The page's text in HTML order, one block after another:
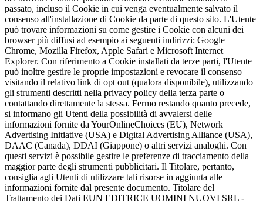
passato, incluso il Cookie in cui venga eventualmente salvato il
consenso all'installazione di Cookie da parte di questo sito. L'Utente
può trovare informazioni su come gestire i Cookie con alcuni dei
browser più diffusi ad esempio ai seguenti indirizzi: Google
Chrome, Mozilla Firefox, Apple Safari e Microsoft Internet
Explorer. Con riferimento a Cookie installati da terze parti, l'Utente
può inoltre gestire le proprie impostazioni e revocare il consenso
visitando il relativo link di opt out (qualora disponibile), utilizzando
gli strumenti descritti nella privacy policy della terza parte o
contattando direttamente la stessa. Fermo restando quanto precede,
si informano gli Utenti della possibilità di avvalersi delle
informazioni fornite da YourOnlineChoices (EU), Network
Advertising Initiative (USA) e Digital Advertising Alliance (USA),
DAAC (Canada), DDAI (Giappone) o altri servizi analoghi. Con
questi servizi è possibile gestire le preferenze di tracciamento della
maggior parte degli strumenti pubblicitari. Il Titolare, pertanto,
consiglia agli Utenti di utilizzare tali risorse in aggiunta alle
informazioni fornite dal presente documento. Titolare del
Trattamento dei Dati EUN EDITRICE UOMINI NUOVI SRL -